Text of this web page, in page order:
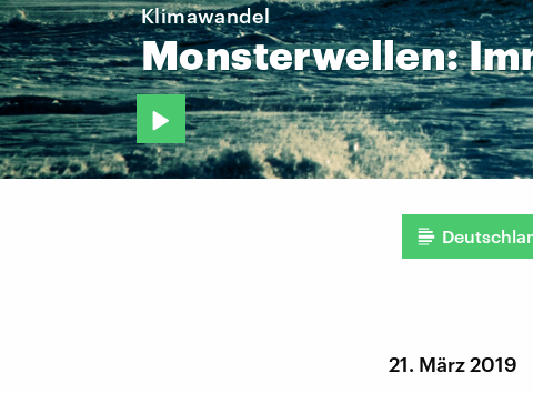
Klimawandel
Monsterwellen:
21. März 2019